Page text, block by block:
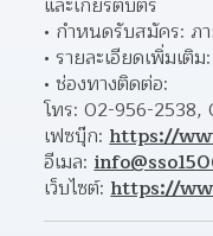
กำหนดรับสมัคร: ภ
รายละเอียดเพิ่มเติ
ช่องทางติดต่อ:
โทร: 02-956-
เฟซบุ๊ก: https://
อีเมล:
เว็บไซต์: https://